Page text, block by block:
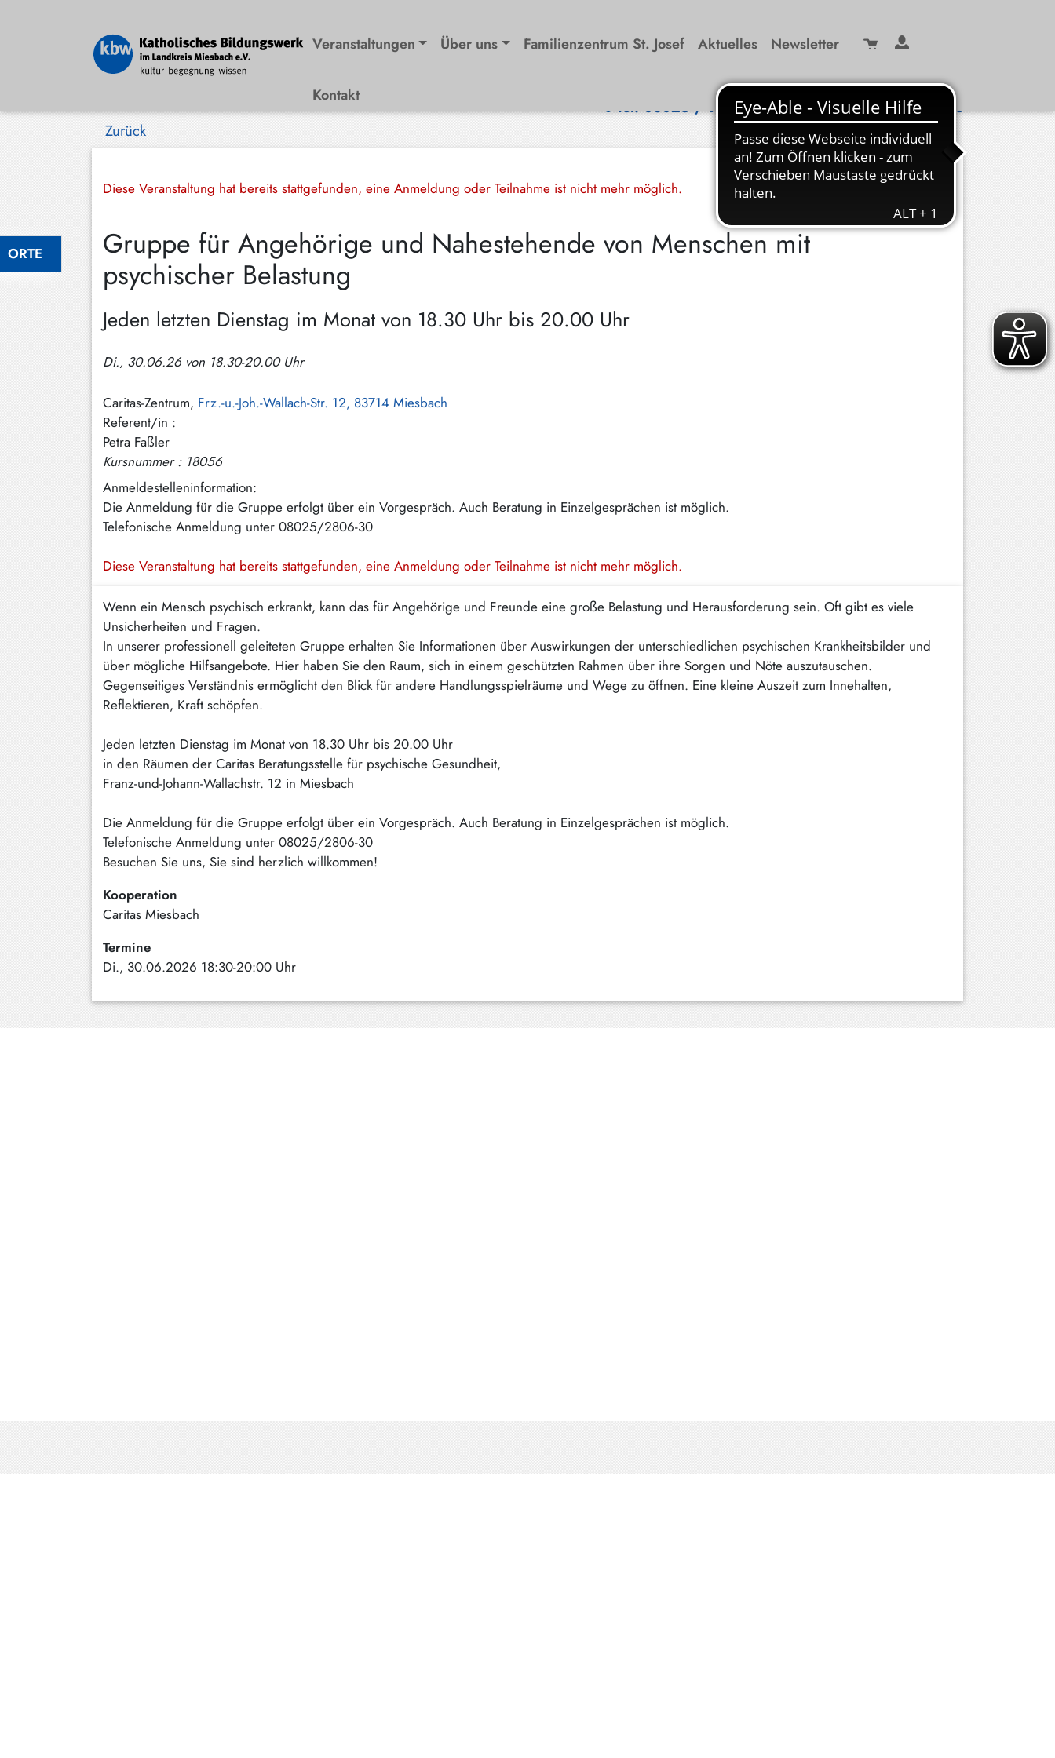
ORTE
Veranstaltungen Über uns Familienzentrum St. Josef Aktuelles Newsletter
Kontakt
Tel. 08025 / 99 29-0
info(at)kbw-miesbach.de
Zurück
Diese Veranstaltung hat bereits stattgefunden, eine Anmeldung oder Teilnahme ist nicht mehr möglich.
Gruppe für Angehörige und Nahestehende von Menschen mit
psychischer Belastung
Jeden letzten Dienstag im Monat von 18.30 Uhr bis 20.00 Uhr
Di., 30.06.26 von 18.30-20.00 Uhr
Caritas-Zentrum, Frz.-u.-Joh.-Wallach-Str. 12, 83714 Miesbach
Referent/in :
Petra Faßler
Kursnummer : 18056
Anmeldestelleninformation:
Die Anmeldung für die Gruppe erfolgt über ein Vorgespräch. Auch Beratung in Einzelgesprächen ist möglich.
Telefonische Anmeldung unter 08025/2806-30
Diese Veranstaltung hat bereits stattgefunden, eine Anmeldung oder Teilnahme ist nicht mehr möglich.
Wenn ein Mensch psychisch erkrankt, kann das für Angehörige und Freunde eine große Belastung und Herausforderung sein. Oft gibt es viele
Unsicherheiten und Fragen.
In unserer professionell geleiteten Gruppe erhalten Sie Informationen über Auswirkungen der unterschiedlichen psychischen Krankheitsbilder und
über mögliche Hilfsangebote. Hier haben Sie den Raum, sich in einem geschützten Rahmen über ihre Sorgen und Nöte auszutauschen.
Gegenseitiges Verständnis ermöglicht den Blick für andere Handlungsspielräume und Wege zu öffnen. Eine kleine Auszeit zum Innehalten,
Reflektieren, Kraft schöpfen.
Jeden letzten Dienstag im Monat von 18.30 Uhr bis 20.00 Uhr
in den Räumen der Caritas Beratungsstelle für psychische Gesundheit,
Franz-und-Johann-Wallachstr. 12 in Miesbach
Die Anmeldung für die Gruppe erfolgt über ein Vorgespräch. Auch Beratung in Einzelgesprächen ist möglich.
Telefonische Anmeldung unter 08025/2806-30
Besuchen Sie uns, Sie sind herzlich willkommen!
Kooperation
Caritas Miesbach
Termine
Di., 30.06.2026 18:30-20:00 Uhr
Wiessee
Bayrischzell
Darching
Elbach
Gmund
Großhartpenning
Hausham
Holzkirchen
Hundham
Irschenberg
Kreuth
Leitzachtal
Miesbach
Neuhaus
Niklasreuth
Otterfing
Rottach-
Egern
Schaftlach
/
Waakirchen
Schliersee
Tegernsee
Warngau
/
Wall
Weyarn